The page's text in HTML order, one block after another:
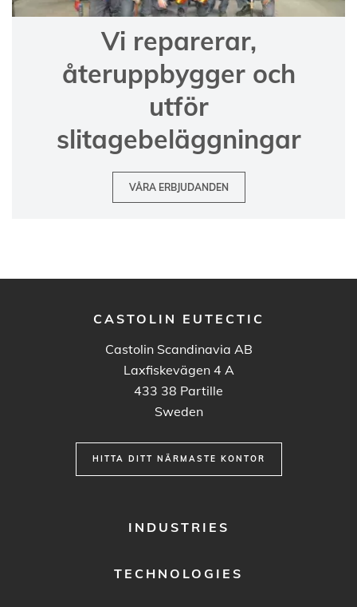
Vi reparerar,
återuppbygger och
utför
slitagebeläggningar
VÅRA ERBJUDANDEN
CASTOLIN EUTECTIC
Castolin Scandinavia AB
Laxfiskevägen 4 A
433 38 Partille
Sweden
HITTA DITT NÄRMASTE KONTOR
INDUSTRIES
TECHNOLOGIES